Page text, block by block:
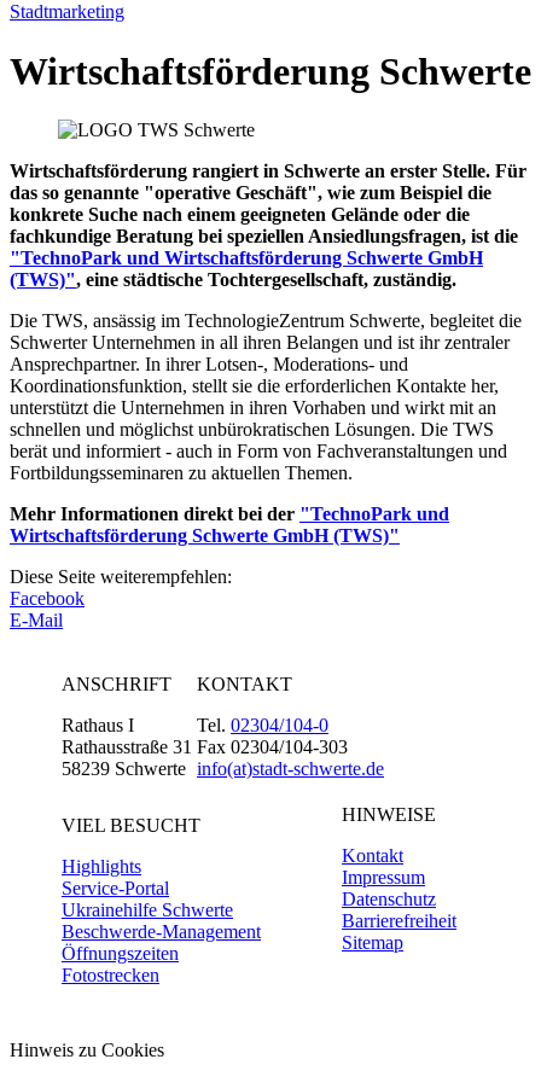
Stadtmarketing
Wirtschaftsförderung Schwerte
Wirtschaftsförderung rangiert in Schwerte an erster Stelle. Für
das so genannte "operative Geschäft", wie zum Beispiel die
konkrete Suche nach einem geeigneten Gelände oder die
fachkundige Beratung bei speziellen Ansiedlungsfragen, ist die
"TechnoPark und Wirtschaftsförderung Schwerte GmbH
(TWS)", eine städtische Tochtergesellschaft, zuständig.
Die TWS, ansässig im TechnologieZentrum Schwerte, begleitet die
Schwerter Unternehmen in all ihren Belangen und ist ihr zentraler
Ansprechpartner. In ihrer Lotsen-, Moderations- und
Koordinationsfunktion, stellt sie die erforderlichen Kontakte her,
unterstützt die Unternehmen in ihren Vorhaben und wirkt mit an
schnellen und möglichst unbürokratischen Lösungen. Die TWS
berät und informiert - auch in Form von Fachveranstaltungen und
Fortbildungsseminaren zu aktuellen Themen.
Mehr Informationen direkt bei der "TechnoPark und
Wirtschaftsförderung Schwerte GmbH (TWS)"
Diese Seite weiterempfehlen:
Facebook
E-Mail
ANSCHRIFT
Rathaus I
Rathausstraße 31
58239 Schwerte
KONTAKT
Tel. 02304/104-0
Fax 02304/104-303
info(at)stadt-schwerte.de
VIEL BESUCHT
Highlights
Service-Portal
Ukrainehilfe Schwerte
Beschwerde-Management
Öffnungszeiten
Fotostrecken
HINWEISE
Kontakt
Impressum
Datenschutz
Barrierefreiheit
Sitemap
Hinweis zu Cookies